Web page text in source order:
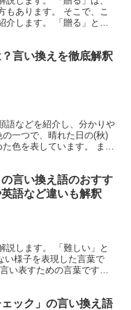
もあります。 そこで、こ
します。 「贈る」とは?
？言い換えを徹底解釈
語などを紹介し、分かりや
一つで、晴れた日の(秋)
色を表しています。 また
の言い換え語のおすす
語など違いも解釈
説します。 「難しい」と
い様子を表現した言葉で
い表すための言葉です。
ェック」の言い換え語